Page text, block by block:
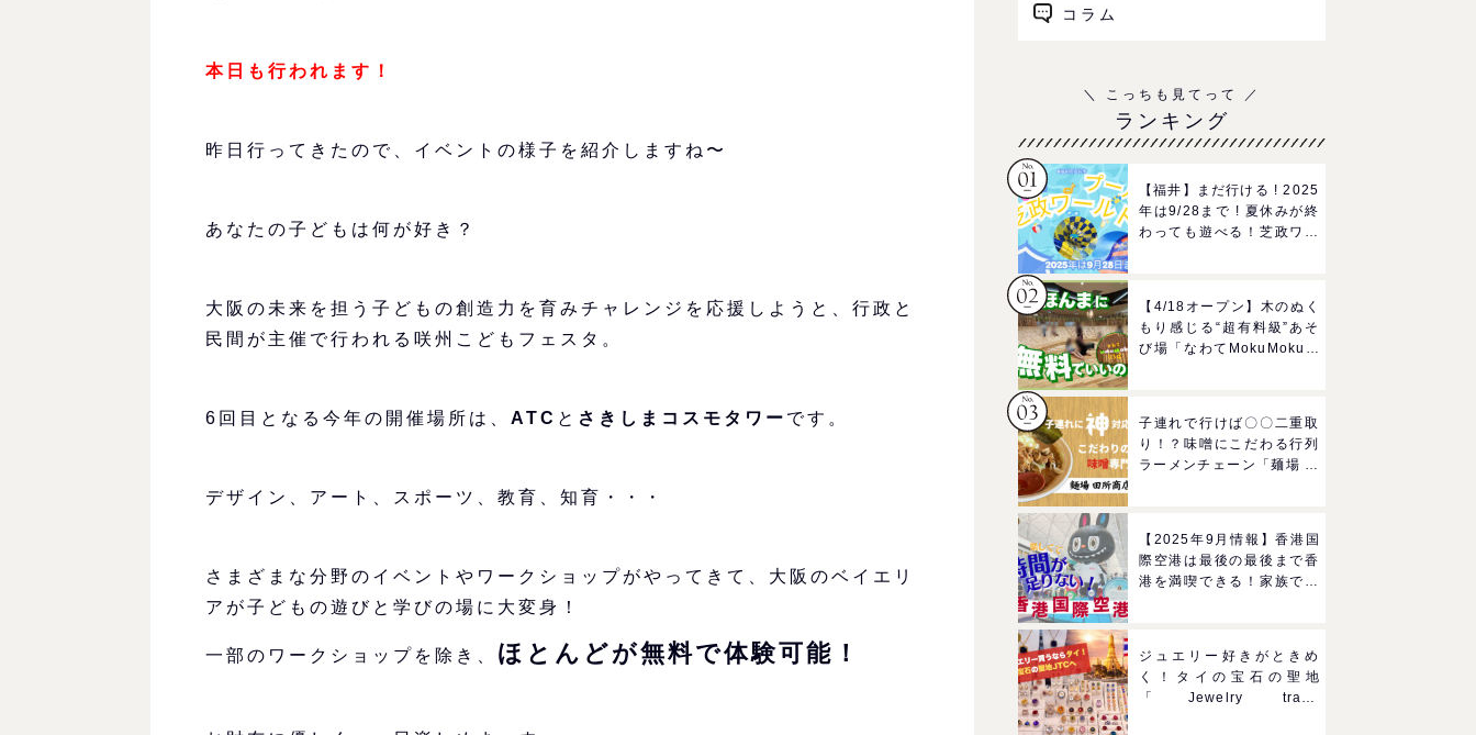
本日も行われます！
昨日行ってきたので、イベントの様子を紹介しますね〜
あなたの子どもは何が好き？
大阪の未来を担う子どもの創造力を育みチャレンジを応援しようと、行政と
民間が主催で行われる咲州こどもフェスタ。
6回目となる今年の開催場所は、 ATC と さきしまコスモタワー です。
デザイン、アート、スポーツ、教育、知育・・・
さまざまな分野のイベントやワークショップがやってきて、大阪のベイエリ
アが子どもの遊びと学びの場に大変身！
一部のワークショップを除き、 ほとんどが無料で体験可能！
コラム
ランキング
【福井】まだ行ける ! 2025
年は9/28まで ! 夏休みが終
わっても遊べる！芝政ワー
【4/18オープン】木のぬく
もり感じる“超有料級”あそ
び場「なわてMokuMokuひ
子連れで行けば〇〇二重取
り！？味噌にこだわる行列
ラーメンチェーン「麺場 田
【2025年9月情報】香港国
際空港は最後の最後まで香
港を満喫できる！家族で楽
ジュエリー好きがときめ
く！タイの宝石の聖地
「Jewelry trade